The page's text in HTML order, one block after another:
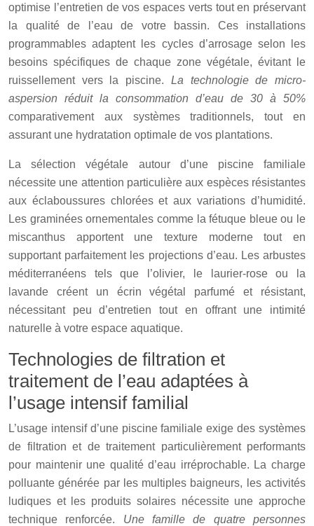
optimise l’entretien de vos espaces verts tout en préservant
la qualité de l’eau de votre bassin. Ces installations
programmables adaptent les cycles d’arrosage selon les
besoins spécifiques de chaque zone végétale, évitant le
ruissellement vers la piscine. La technologie de micro-
aspersion réduit la consommation d’eau de 30 à 50%
comparativement aux systèmes traditionnels, tout en
assurant une hydratation optimale de vos plantations.
La sélection végétale autour d’une piscine familiale
nécessite une attention particulière aux espèces résistantes
aux éclaboussures chlorées et aux variations d’humidité.
Les graminées ornementales comme la fétuque bleue ou le
miscanthus apportent une texture moderne tout en
supportant parfaitement les projections d’eau. Les arbustes
méditerranéens tels que l’olivier, le laurier-rose ou la
lavande créent un écrin végétal parfumé et résistant,
nécessitant peu d’entretien tout en offrant une intimité
naturelle à votre espace aquatique.
Technologies de filtration et
traitement de l’eau adaptées à
l’usage intensif familial
L’usage intensif d’une piscine familiale exige des systèmes
de filtration et de traitement particulièrement performants
pour maintenir une qualité d’eau irréprochable. La charge
polluante générée par les multiples baigneurs, les activités
ludiques et les produits solaires nécessite une approche
technique renforcée. Une famille de quatre personnes